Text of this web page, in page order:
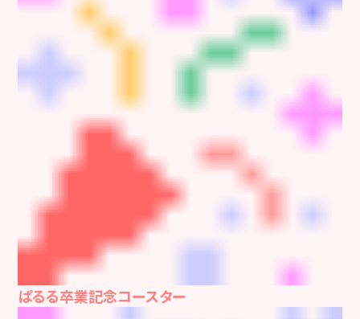
ぱるる卒業記念コースター